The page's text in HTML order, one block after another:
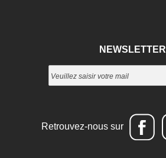
NEWSLETTER
Retrouvez-nous sur